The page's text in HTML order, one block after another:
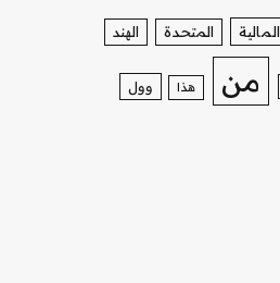
المالية المتحدة الهند
من هذا وول